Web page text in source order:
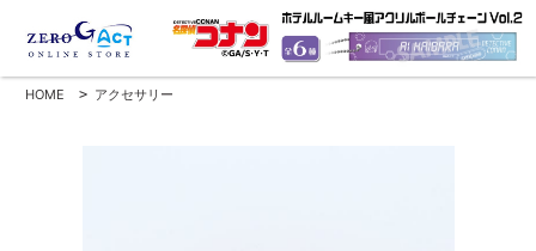
HOME > アクセサリー